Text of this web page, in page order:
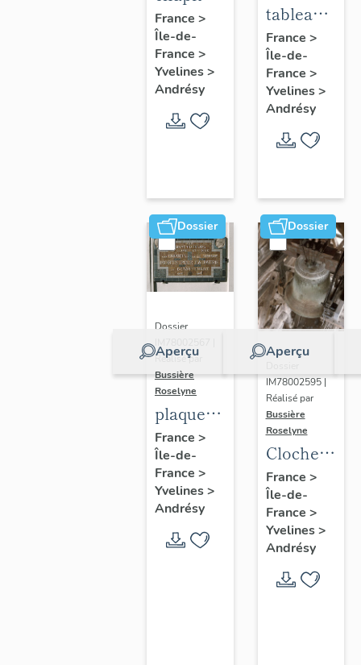
:
acrobate
France >
Île-de-
France >
Yvelines>
Andrésy
tableau :
Adoration
des
bergers
France >
Île-de-
France >
Yvelines>
Andrésy
Dossier
Aperçu
Dossier
Réalisé par
Bussière
Roselyne
plaque
commémorative
des
instituteurs
de Seine
et Oise
France >
Île-de-
France >
Yvelines>
Andrésy
Dossier
Aperçu
IM78002595 |
Réalisé par
Bussière
Roselyne
Cloche
dite
Germaine,
Eugénie
France >
Île-de-
France >
Yvelines>
Andrésy